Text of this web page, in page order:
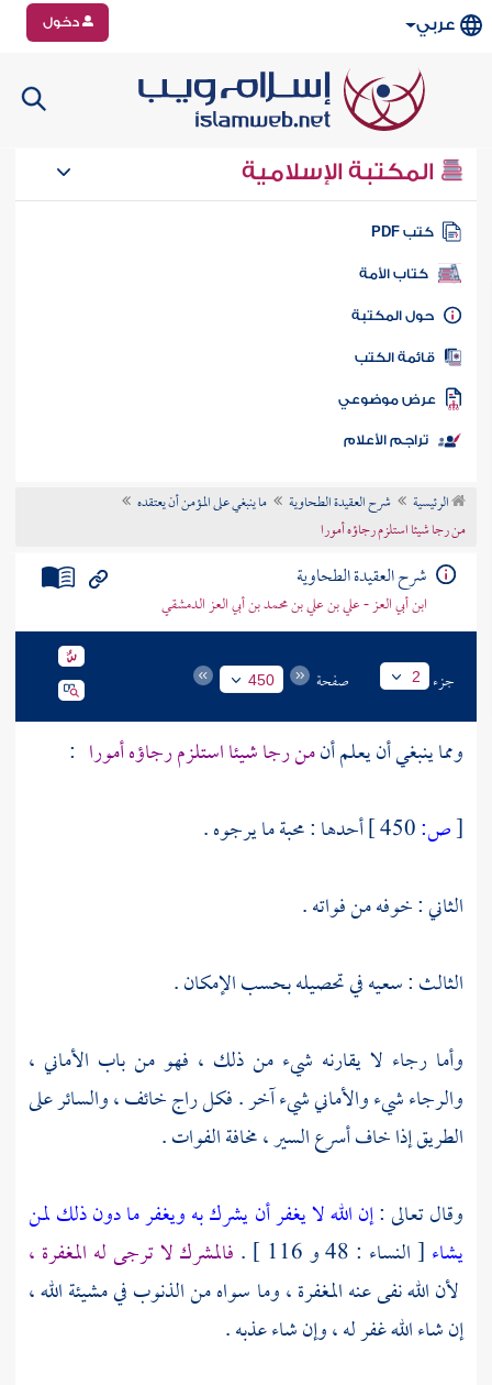
عربي دخول
المكتبة الإسلامية
كتب PDF
كتاب الأمة
المكتبة
الكتب
موضوعي
تراجم الأعلام
الرئيسية شرح العقيدة الطحاوية
ما ينبغي على المؤمن أن يعتقده
من رجا شيئا استلزم رجاؤه أمورا
شرح العقيدة الطحاوية
ابن أبي العز - علي بن علي بن محمد بن أبي العز الدمشقي
جزء 2 صفحة 450
ومما ينبغي أن يعلم أنمن رجا شيئا استلزم رجاؤه أمورا :
[ص:
أحدها : محبة ما يرجوه .
الثاني : خوفه من فواته .
الثالث : سعيه في تحصيله بحسب الإمكان .
وأما رجاء لا يقارنه شيء من ذلك ، فهو من باب الأماني ،
والرجاء شيء والأماني شيء آخر . فكل راج خائف ، والسائر على
الطريق إذا خاف أسرع السير ، مخافة الفوات .
وقال تعالى :إن الله لا يغفر أن يشرك به ويغفر ما دون ذلك لمن
يشاء [ النساء : 48 و 116 ] .
فالمشرك لا ترجى له المغفرة ،
لأن الله نفى عنه المغفرة ، وما سواه من الذنوب في مشيئة الله ،
إن شاء الله غفر له ، وإن شاء عذبه .